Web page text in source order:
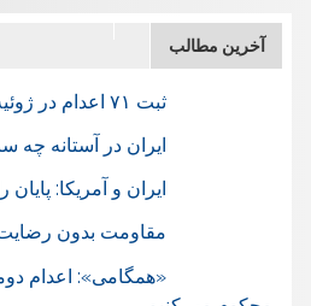
آخرین مطالب
ثبت ۷۱ اعدام در ژوئيه در ایران
ایران در آستانه
ایران و آمریکا:
مقاومت بدون
«همگامی»: اعدام